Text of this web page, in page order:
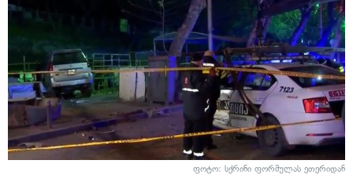
ფოტო: სქრინი ფორმულას ეთერიდან